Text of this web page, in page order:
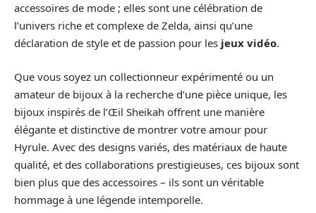
accessoires de mode ; elles sont une célébration de
l’univers riche et complexe de Zelda, ainsi qu’une
déclaration de style et de passion pour les jeux vidéo.
Que vous soyez un collectionneur expérimenté ou un
amateur de bijoux à la recherche d’une pièce unique, les
bijoux inspirés de l’Œil Sheikah offrent une manière
élégante et distinctive de montrer votre amour pour
Hyrule. Avec des designs variés, des matériaux de haute
qualité, et des collaborations prestigieuses, ces bijoux sont
bien plus que des accessoires – ils sont un véritable
hommage à une légende intemporelle.